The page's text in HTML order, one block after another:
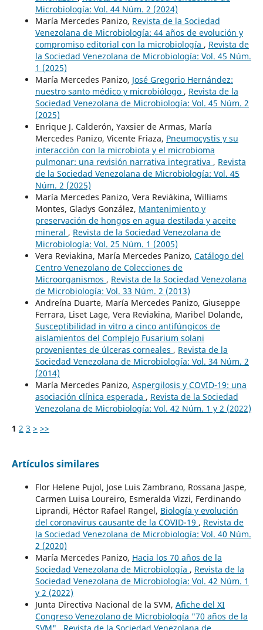
Microbiología: Vol. 44 Núm. 2 (2024)
María Mercedes Panizo, Revista de la Sociedad
Venezolana de Microbiología: 44 años de evolución y
compromiso editorial con la microbiología , Revista de
la Sociedad Venezolana de Microbiología: Vol. 45 Núm.
1 (2025)
María Mercedes Panizo, José Gregorio Hernández:
nuestro santo médico y microbiólogo , Revista de la
Sociedad Venezolana de Microbiología: Vol. 45 Núm. 2
(2025)
Enrique J. Calderón, Yaxsier de Armas, María
Mercedes Panizo, Vicente Friaza, Pneumocystis y su
interacción con la microbiota y el microbioma
pulmonar: una revisión narrativa integrativa , Revista
de la Sociedad Venezolana de Microbiología: Vol. 45
Núm. 2 (2025)
María Mercedes Panizo, Vera Reviákina, Williams
Montes, Gladys González, Mantenimiento y
preservación de hongos en agua destilada y aceite
mineral , Revista de la Sociedad Venezolana de
Microbiología: Vol. 25 Núm. 1 (2005)
Vera Reviakina, María Mercedes Panizo, Catálogo del
Centro Venezolano de Colecciones de
Microorganismos , Revista de la Sociedad Venezolana
de Microbiología: Vol. 33 Núm. 2 (2013)
Andreína Duarte, María Mercedes Panizo, Giuseppe
Ferrara, Liset Lage, Vera Reviakina, Maribel Dolande,
Susceptibilidad in vitro a cinco antifúngicos de
aislamientos del Complejo Fusarium solani
provenientes de úlceras corneales , Revista de la
Sociedad Venezolana de Microbiología: Vol. 34 Núm. 2
(2014)
María Mercedes Panizo, Aspergilosis y COVID-19: una
asociación clínica esperada , Revista de la Sociedad
Venezolana de Microbiología: Vol. 42 Núm. 1 y 2 (2022)
1 2 3 > >>
Artículos similares
Flor Helene Pujol, Jose Luis Zambrano, Rossana Jaspe,
Carmen Luisa Loureiro, Esmeralda Vizzi, Ferdinando
Liprandi, Héctor Rafael Rangel, Biología y evolución
del coronavirus causante de la COVID-19 , Revista de
la Sociedad Venezolana de Microbiología: Vol. 40 Núm.
2 (2020)
María Mercedes Panizo, Hacia los 70 años de la
Sociedad Venezolana de Microbiología , Revista de la
Sociedad Venezolana de Microbiología: Vol. 42 Núm. 1
y 2 (2022)
Junta Directiva Nacional de la SVM, Afiche del XI
Congreso Venezolano de Microbiología "70 años de la